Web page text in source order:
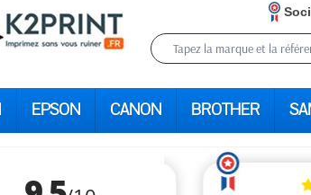
EPSON CANON BROTHER